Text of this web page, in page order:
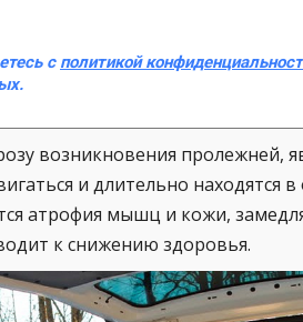
с политикой
возникновения пролежней,
и длительно находятся
атрофия мышц и кожи,
к снижению здоровья.